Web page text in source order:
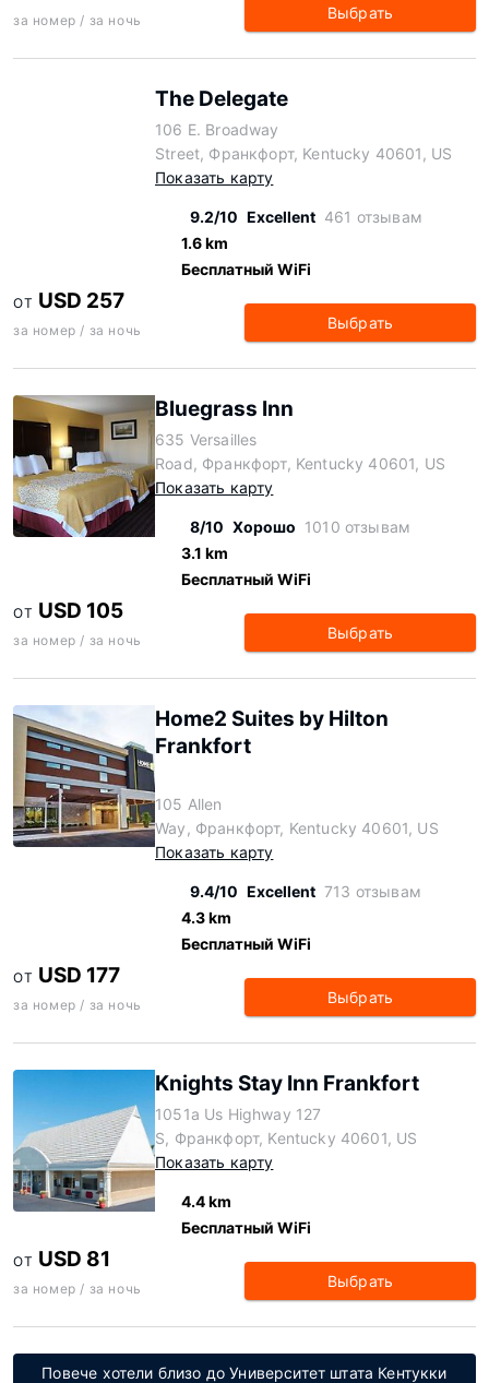
за номер / за ночь Выбрать
The Delegate
106 E. Broadway
Street, Франкфорт, Kentucky 40601, US
Показать карту
9.2/10 Excellent 461 отзывам
1.6 km
Бесплатный WiFi
ОТ USD 257
за номер / за ночь Выбрать
Bluegrass Inn
635 Versailles
Road, Франкфорт, Kentucky 40601, US
Показать карту
8/10 Хорошо 1010 отзывам
3.1 km
Бесплатный WiFi
ОТ USD 105
за номер / за ночь Выбрать
Home2 Suites by Hilton
Frankfort
105 Allen
Way, Франкфорт, Kentucky 40601, US
Показать карту
9.4/10 Excellent 713 отзывам
4.3 km
Бесплатный WiFi
ОТ USD 177
за номер / за ночь Выбрать
Knights Stay Inn Frankfort
1051a Us Highway 127
S, Франкфорт, Kentucky 40601, US
Показать карту
4.4 km
Бесплатный WiFi
ОТ USD 81
за номер / за ночь Выбрать
Повече хотели близо до Университет штата Кентукки